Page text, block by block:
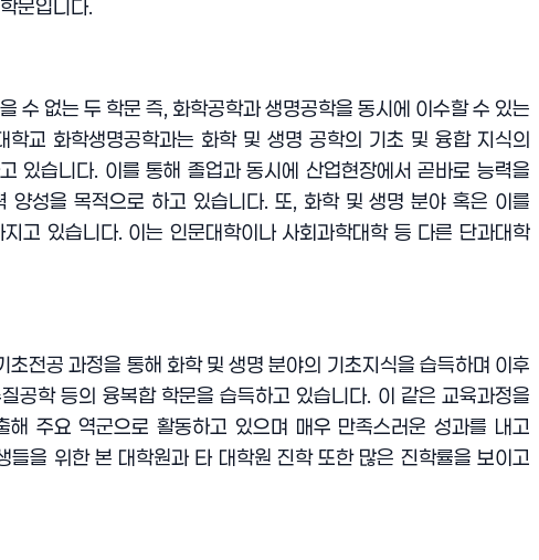
문입니다.
수 없는 두 학문 즉, 화학공학과 생명공학을 동시에 이수할 수 있는
학교 화학생명공학과는 화학 및 생명 공학의 기초 및 융합 지식의
있습니다. 이를 통해 졸업과 동시에 산업현장에서 곧바로 능력을
양성을 목적으로 하고 있습니다. 또, 화학 및 생명 분야 혹은 이를
고 있습니다. 이는 인문대학이나 사회과학대학 등 다른 단과대학
초전공 과정을 통해 화학 및 생명 분야의 기초지식을 습득하며 이후
공학 등의 융복합 학문을 습득하고 있습니다. 이 같은 교육과정을
해 주요 역군으로 활동하고 있으며 매우 만족스러운 성과를 내고
을 위한 본 대학원과 타 대학원 진학 또한 많은 진학률을 보이고